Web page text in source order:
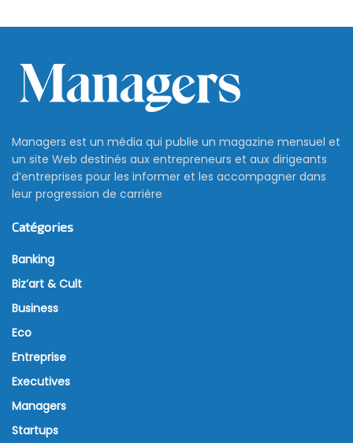
Managers est un média qui publie un magazine mensuel et
un site Web destinés aux entrepreneurs et aux dirigeants
d’entreprises pour les informer et les accompagner dans
leur progression de carrière
Catégories
Banking
Biz’art & Cult
Business
Eco
Entreprise
Executives
Managers
Startups